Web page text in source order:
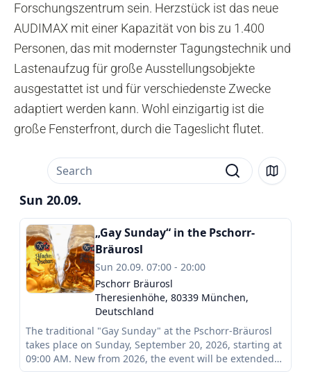
Forschungszentrum sein. Herzstück ist das neue
AUDIMAX mit einer Kapazität von bis zu 1.400
Personen, das mit modernster Tagungstechnik und
Lastenaufzug für große Ausstellungsobjekte
ausgestattet ist und für verschiedenste Zwecke
adaptiert werden kann. Wohl einzigartig ist die
große Fensterfront, durch die Tageslicht flutet.